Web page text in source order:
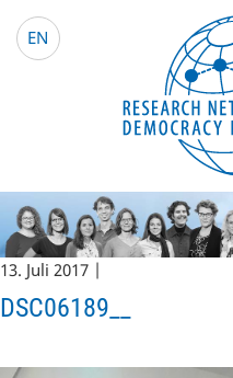
EN EDP
Deutsche
13. Juli 2017 |
DSC06189__